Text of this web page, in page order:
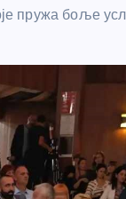
пружа боље